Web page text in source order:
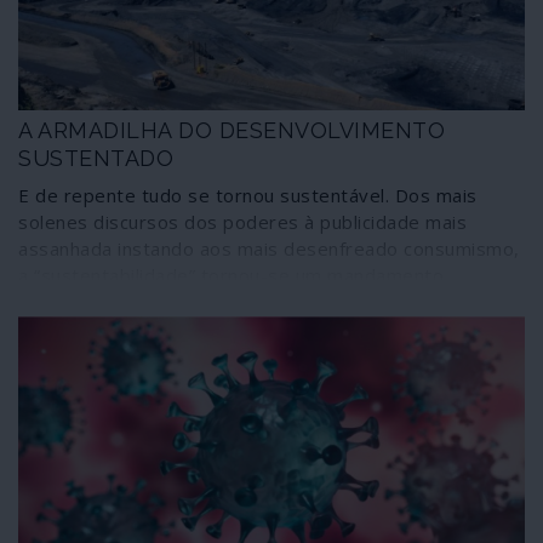
A ARMADILHA DO DESENVOLVIMENTO
SUSTENTADO
E de repente tudo se tornou sustentável. Dos mais
solenes discursos dos poderes à publicidade mais
saberão do que estão a falar. Em prol da
sustentabilidade faz-se uma mixórdia de conceitos onde
cabem a ecologia, o combate às mudanças climáticas, a
pegada de carbono e respectiva neutralização, o efeito
de estufa, o degelo, as energias renováveis, o
desenvolvimento sustentável; num ápice, as coisas que
consumimos no dia-a-dia tornaram-se recicláveis,
compostáveis, biodegradáveis, obrigatoriamente